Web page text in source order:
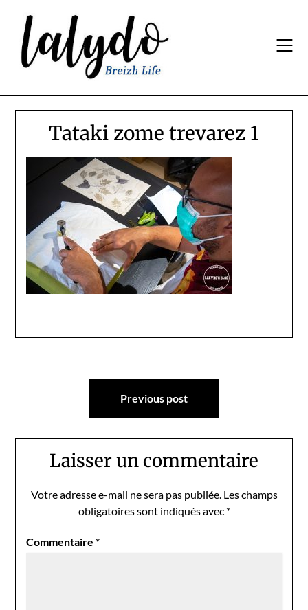
content
Tataki zome trevarez 1
Navigation
Previous post
Laisser un commentaire
Votre adresse e-mail ne sera pas publiée. Les champs
obligatoires sont indiqués avec *
Commentaire*